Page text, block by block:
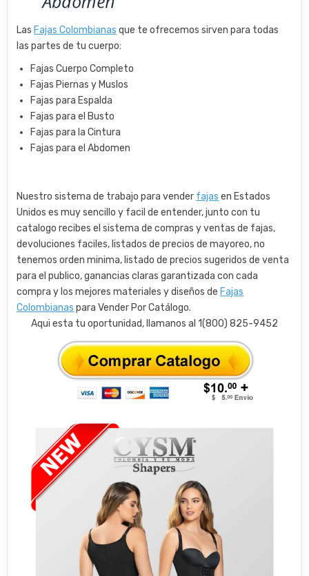
Las Fajas Colombianas que te ofrecemos sirven para todas
las partes de tu cuerpo:
Fajas Cuerpo Completo
Fajas Piernas y Muslos
Fajas para Espalda
Fajas para el Busto
Fajas para la Cintura
Fajas para el Abdomen
Nuestro sistema de trabajo para vender fajas en Estados
Unidos es muy sencillo y facil de entender, junto con tu
catalogo recibes el sistema de compras y ventas de fajas,
devoluciones faciles, listados de precios de mayoreo, no
tenemos orden minima, listado de precios sugeridos de venta
para el publico, ganancias claras garantizada con cada
compra y los mejores materiales y diseños de Fajas
Colombianas para Vender Por Catálogo.
Aqui esta tu oportunidad, llamanos al 1(800) 825-9452